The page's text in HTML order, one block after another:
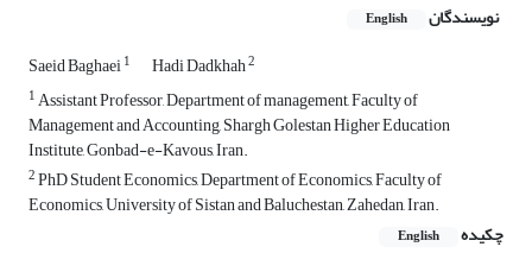
نویسندگان English
Saeid Baghaei1 Hadi Dadkhah2
1Assistant Professor, Department of management, Faculty of
Management and Accounting, Shargh Golestan Higher Education
Institute, Gonbad-e-Kavous, Iran.
2PhD Student Economics, Department of Economics, Faculty of
Economics, University of Sistan and Baluchestan, Zahedan, Iran.
چکیده
English